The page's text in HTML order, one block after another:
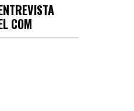
COM